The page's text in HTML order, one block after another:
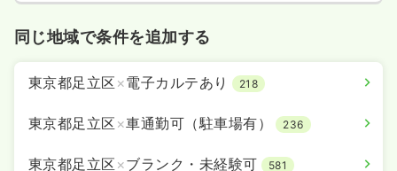
同じ地域で条件を追加する
東京都足立区 ×電子カルテあり 218
東京都足立区 ×車通勤可（駐車場有） 236
東京都足立区 ×ブランク・未経験可 581